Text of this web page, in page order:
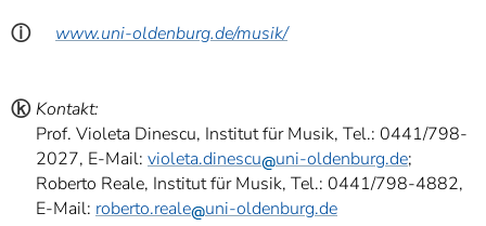
ⓘ www.uni-oldenburg.de/musik/
ⓚ Kontakt:
Prof. Violeta Dinescu, Institut für Musik, Tel.: 0441/798-
2027, E-Mail: violeta.dinescu uni-oldenburg.de;
Roberto Reale, Institut für Musik, Tel.: 0441/798-4882,
E-Mail: roberto.reale uni-oldenburg.de